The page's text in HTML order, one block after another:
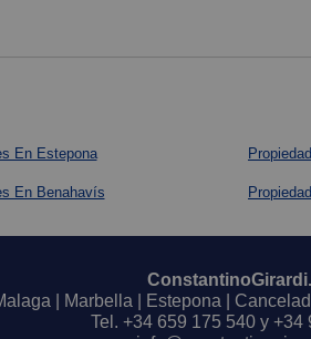
En Estepona
En Benahavís
| Marbella | Estepona |
Tel. +34 659 175 540y +34